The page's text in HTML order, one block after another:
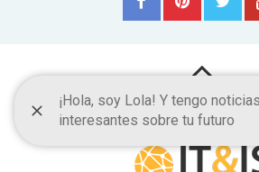
Frases y Citas Célebres